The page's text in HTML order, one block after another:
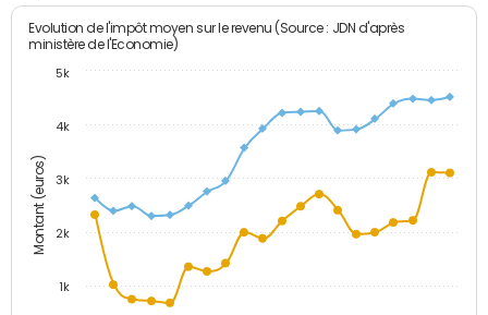
Montant (euros)
Evolution de l'impôt moyen sur le revenu (Source : JDN d'après
ministère de l'Economie)
1k
2k
3k
4k
5k